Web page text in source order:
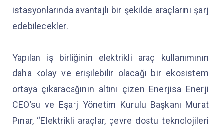
istasyonlarında avantajlı bir şekilde araçlarını şarj
edebilecekler.
Yapılan iş birliğinin elektrikli araç kullanımının
daha kolay ve erişilebilir olacağı bir ekosistem
ortaya çıkaracağının altını çizen Enerjisa Enerji
CEO’su ve Eşarj Yönetim Kurulu Başkanı Murat
Pınar, “Elektrikli araçlar, çevre dostu teknolojileri